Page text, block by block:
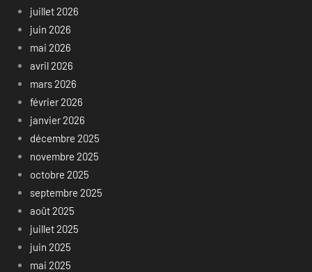
juillet 2026
juin 2026
mai 2026
avril 2026
mars 2026
février 2026
janvier 2026
décembre 2025
novembre 2025
octobre 2025
septembre 2025
août 2025
juillet 2025
juin 2025
mai 2025